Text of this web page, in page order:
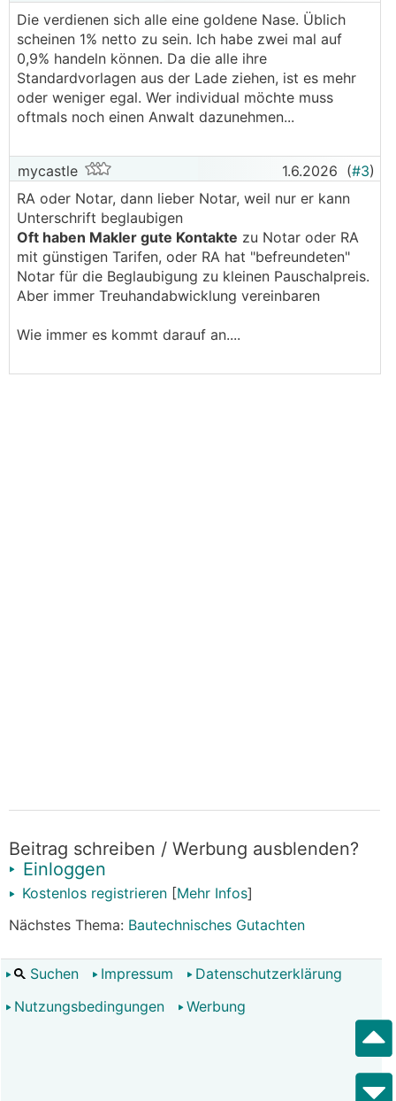
Die verdienen sich alle eine goldene Nase. Üblich
scheinen 1% netto zu sein. Ich habe zwei mal auf
0,9% handeln können. Da die alle ihre
Standardvorlagen aus der Lade ziehen, ist es mehr
oder weniger egal. Wer individual möchte muss
oftmals noch einen Anwalt dazunehmen...
mycastle 1.6.2026 (#3)
RA oder Notar, dann lieber Notar, weil nur er kann
Unterschrift beglaubigen
Oft haben Makler gute Kontakte zu Notar oder RA
mit günstigen Tarifen, oder RA hat "befreundeten"
Notar für die Beglaubigung zu kleinen Pauschalpreis.
Aber immer Treuhandabwicklung vereinbaren
Wie immer es kommt darauf an....
Beitrag schreiben / Werbung ausblenden?
Einloggen
Kostenlos registrieren [Mehr Infos]
Nächstes Thema: Bautechnisches Gutachten
Suchen Impressum
Datenschutzerklärung
Nutzungsbedingungen
Werbung